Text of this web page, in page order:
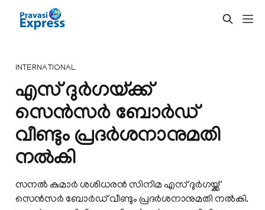
INTERNATIONAL
എസ് ദുര്‍ഗയ്ക്ക്
സെന്‍സര്‍ ബോര്‍ഡ്
വീണ്ടും പ്രദര്‍ശനാനുമതി
നല്‍കി
സനല്‍ കുമാര്‍ ശശിധരന്‍ സിനിമ എസ് ദുര്‍ഗയ്ക്ക്
സെന്‍സര്‍ ബോര്‍ഡ് വീണ്ടും പ്രദര്‍ശനാനുമതി നല്‍കി.